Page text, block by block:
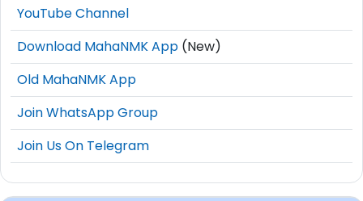
YouTube Channel
Download MahaNMK App (New)
Old MahaNMK App
Join WhatsApp Group
Join Us On Telegram